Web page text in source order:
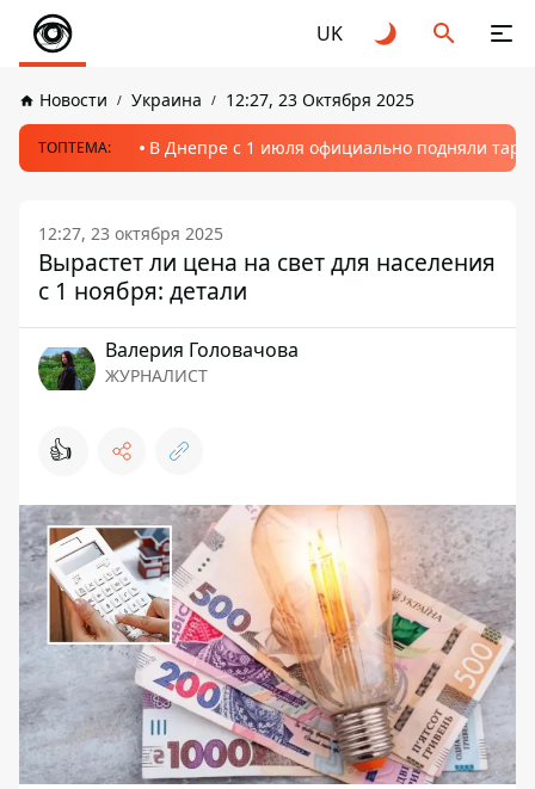
UK
Новости Украина 12:27, 23 Октября 2025
ТОПТЕМА: В Днепре с 1 июля официально подняли
12:27, 23 октября 2025
Вырастет ли цена на свет для населения
с 1 ноября: детали
Валерия Головачова
ЖУРНАЛИСТ
👍